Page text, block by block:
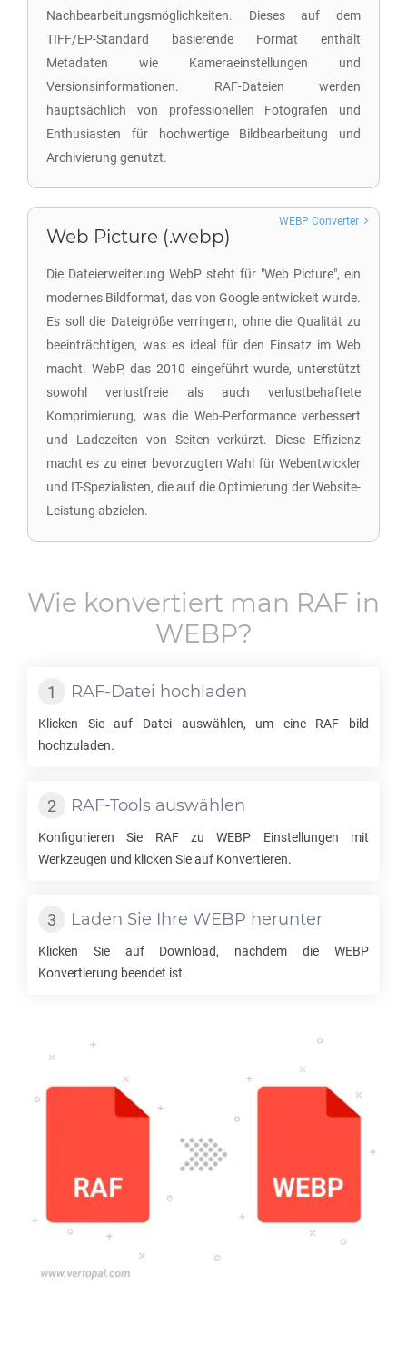
Nachbearbeitungsmöglichkeiten. Dieses auf dem
TIFF/EP-Standard basierende Format enthält
Metadaten wie Kameraeinstellungen und
Versionsinformationen. RAF-Dateien werden
hauptsächlich von professionellen Fotografen und
Enthusiasten für hochwertige Bildbearbeitung und
Archivierung genutzt.
Web Picture (.webp)
Die Dateierweiterung WebP steht für "Web Picture", ein
modernes Bildformat, das von Google entwickelt wurde.
Es soll die Dateigröße verringern, ohne die Qualität zu
beeinträchtigen, was es ideal für den Einsatz im Web
macht. WebP, das 2010 eingeführt wurde, unterstützt
sowohl verlustfreie als auch verlustbehaftete
Komprimierung, was die Web-Performance verbessert
und Ladezeiten von Seiten verkürzt. Diese Effizienz
macht es zu einer bevorzugten Wahl für Webentwickler
und IT-Spezialisten, die auf die Optimierung der Website-
Leistung abzielen.
WEBP Converter
Wie konvertiert man RAF in
WEBP?
RAF-Datei hochladen
Klicken Sie auf Datei auswählen, um eine RAF bild
hochzuladen.
RAF-Tools auswählen
Konfigurieren Sie RAFzuWEBP Einstellungen mit
Werkzeugen und klicken Sie auf Konvertieren.
Laden Sie Ihre WEBP herunter
Klicken Sie auf Download, nachdem die WEBP
Konvertierung beendet ist.